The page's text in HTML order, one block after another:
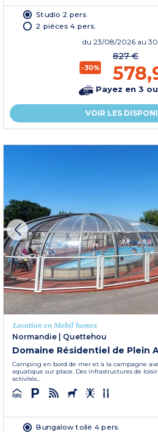
Studio 2 pers.
2 pièces 4 pers.
du 23/08/2026 au
-30%
827 €
Payez en 3
VOIR LES
Location en Mobil homes
Normandie
Quettehou
Domaine Résidentiel de Plein
Camping en bord de mer et à la campagne
aquatique sur place. Des infrastructures de
activités...
Bungalow toilé 4 pers.